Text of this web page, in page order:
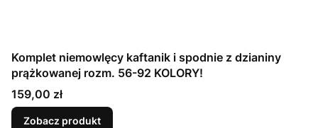
Komplet niemowlęcy kaftanik i spodnie z dzianiny
prążkowanej rozm. 56-92 KOLORY!
Cena
159,00 zł
Zobacz produkt